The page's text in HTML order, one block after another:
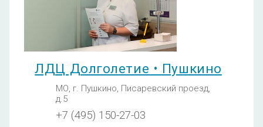
ЛДЦ Долголетие • Пушкино
МО, г. Пушкино, Писаревский проезд,
д.5
+7 (495) 150-27-03